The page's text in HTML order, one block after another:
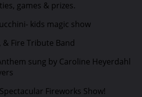
games & prizes.
kids magic show
& Fire Tribute Band
sung by Caroline Heyerdahl
Fireworks Show!